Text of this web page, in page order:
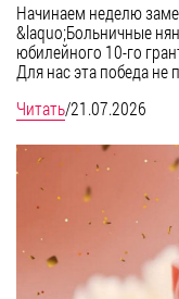
Начинаем неделю
&laquo;Больничные
юбилейного 10-го
Для нас эта победа
Читать/21.07.2026